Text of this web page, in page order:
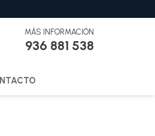
MÁS INFORMACIÓN
936 881 538